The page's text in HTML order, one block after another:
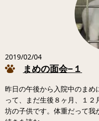
2019/02/04
まめの面会−１
昨日の午後から入院中のま
って、まだ生後８ヶ月、１
坊の子供です。体重だって我